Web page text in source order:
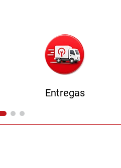
Entregas